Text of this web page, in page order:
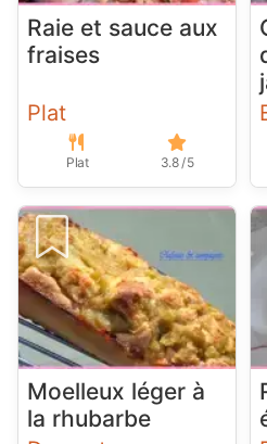
Raie et sauce aux
fraises
Plat
Plat 3.8 / 5
Moelleux léger à
la rhubarbe